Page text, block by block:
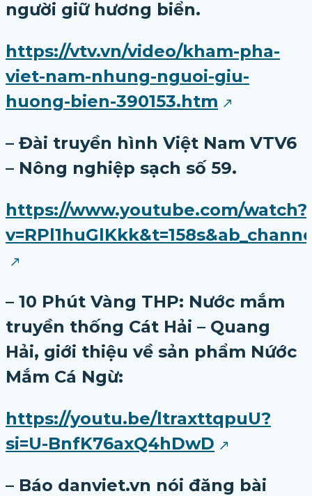
người giữ hương biển.
https://vtv.vn/video/kham-pha-
viet-nam-nhung-nguoi-giu-
huong-bien-390153.htm
– Đài truyền hình Việt Nam VTV6
– Nông nghiệp sạch số 59.
https://www.youtube.com/watch?
– 10 Phút Vàng THP: Nước mắm
truyền thống Cát Hải – Quang
Hải, giới thiệu về sản phẩm Nứớc
Mắm Cá Ngừ:
https://youtu.be/ltraxttqpuU?
si=U-BnfK76axQ4hDwD
– Báo danviet.vn nói đăng bài